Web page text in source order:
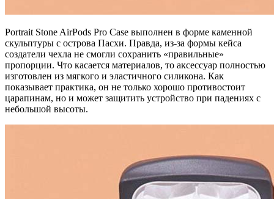
Portrait Stone AirPods Pro Case выполнен в форме каменной
скульптуры с острова Пасхи. Правда, из-за формы кейса
создатели чехла не смогли сохранить «правильные»
пропорции. Что касается материалов, то аксессуар полностью
изготовлен из мягкого и эластичного силикона. Как
показывает практика, он не только хорошо противостоит
царапинам, но и может защитить устройство при падениях с
небольшой высоты.